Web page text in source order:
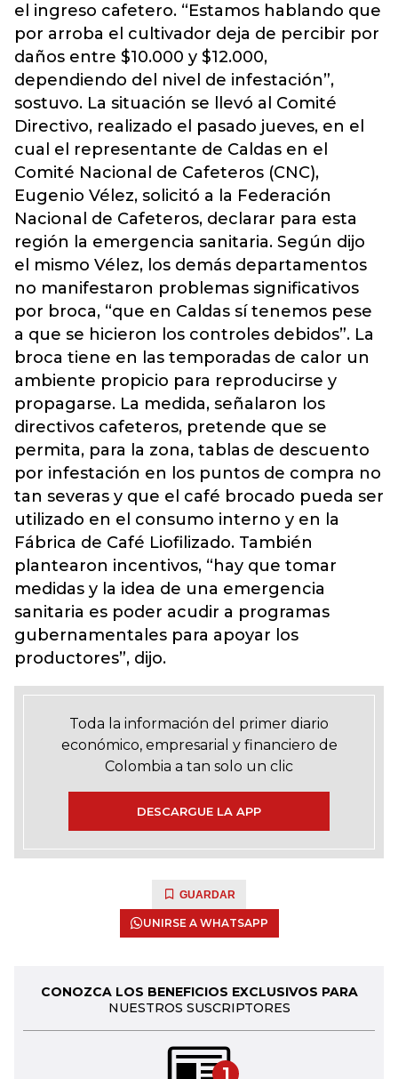
el ingreso cafetero. “Estamos hablando que
por arroba el cultivador deja de percibir por
daños entre $10.000 y $12.000,
dependiendo del nivel de infestación”,
sostuvo. La situación se llevó al Comité
Directivo, realizado el pasado jueves, en el
cual el representante de Caldas en el
Comité Nacional de Cafeteros (CNC),
Eugenio Vélez, solicitó a la Federación
Nacional de Cafeteros, declarar para esta
región la emergencia sanitaria. Según dijo
el mismo Vélez, los demás departamentos
no manifestaron problemas significativos
por broca, “que en Caldas sí tenemos pese
a que se hicieron los controles debidos”. La
broca tiene en las temporadas de calor un
ambiente propicio para reproducirse y
propagarse. La medida, señalaron los
directivos cafeteros, pretende que se
permita, para la zona, tablas de descuento
por infestación en los puntos de compra no
tan severas y que el café brocado pueda ser
utilizado en el consumo interno y en la
Fábrica de Café Liofilizado. También
plantearon incentivos, “hay que tomar
medidas y la idea de una emergencia
sanitaria es poder acudir a programas
gubernamentales para apoyar los
productores”, dijo.
Toda la información del primer diario
económico, empresarial y financiero de
Colombia a tan solo un clic
DESCARGUE LA APP
GUARDAR
UNIRSE A WHATSAPP
CONOZCA LOS BENEFICIOS EXCLUSIVOS PARA
NUESTROS SUSCRIPTORES
1